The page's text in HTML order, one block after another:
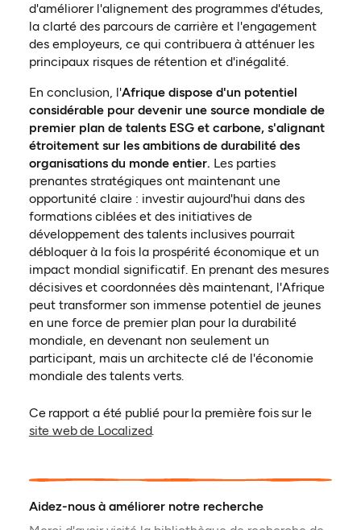
d'améliorer l'alignement des programmes d'études,
la clarté des parcours de carrière et l'engagement
des employeurs, ce qui contribuera à atténuer les
principaux risques de rétention et d'inégalité.
En conclusion, l'Afrique dispose d'un potentiel
considérable pour devenir une source mondiale de
premier plan de talents ESG et carbone, s'alignant
étroitement sur les ambitions de durabilité des
organisations du monde entier. Les parties
prenantes stratégiques ont maintenant une
opportunité claire : investir aujourd'hui dans des
formations ciblées et des initiatives de
développement des talents inclusives pourrait
débloquer à la fois la prospérité économique et un
impact mondial significatif. En prenant des mesures
décisives et coordonnées dès maintenant, l'Afrique
peut transformer son immense potentiel de jeunes
en une force de premier plan pour la durabilité
mondiale, en devenant non seulement un
participant, mais un architecte clé de l'économie
mondiale des talents verts.
Ce rapport a été publié pour la première fois sur le
site web de Localized(ouvre dans un nouvel onglet)
.
Aidez-nous à améliorer notre recherche